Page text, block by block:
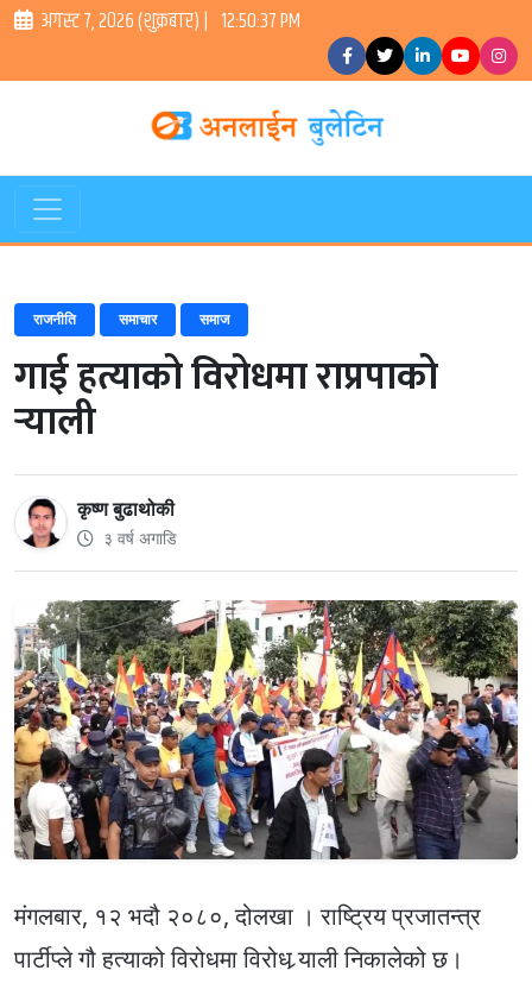
अगस्ट ७, २०२६ (शुक्रबार) | 12:50:37 PM
राजनीति समाचार समाज
गाई हत्याको विरोधमा राप्रपाको
र्‍याली
कृष्ण बुढाथोकी
३ वर्ष अगाडि
मंगलबार, १२ भदौ २०८०, दोलखा । राष्ट्रिय प्रजातन्त्र
पार्टीप्ले गौ हत्याको विरोधमा विरोध र्‍याली निकालेको छ।